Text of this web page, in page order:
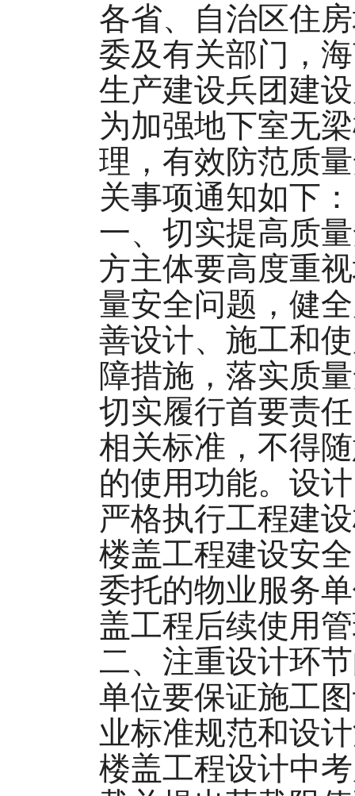
各省、自治区住
委及有关部门，
生产建设兵团建
为加强地下室无
理，有效防范质
关事项通知如下：
一、切实提高质
方主体要高度重
量安全问题，健
善设计、施工和
障措施，落实质
切实履行首要责
相关标准，不得
的使用功能。设
严格执行工程建
楼盖工程建设安
委托的物业服务
盖工程后续使用
二、注重设计环
单位要保证施工
业标准规范和设
楼盖工程设计中